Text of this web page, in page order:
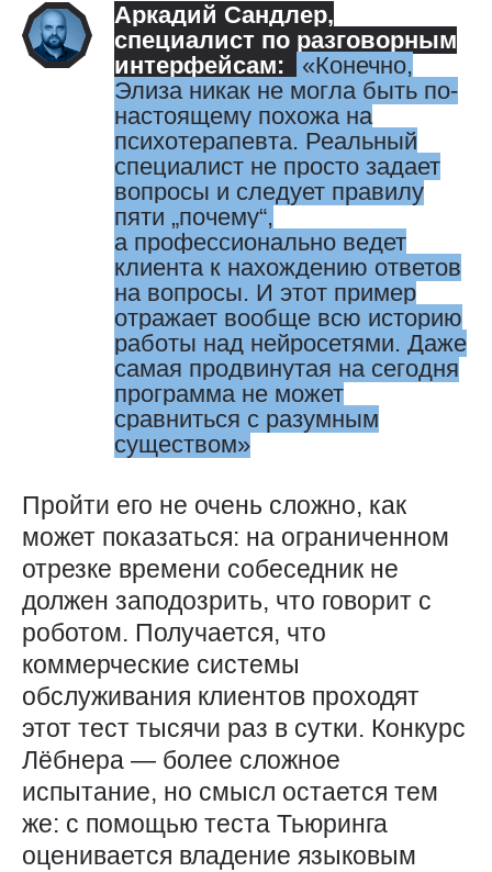
Аркадий Сандлер,
специалист по разговорным
интерфейсам:
Конечно,
Элиза никак не могла быть по-
настоящему похожа на
психотерапевта. Реальный
специалист не просто задает
вопросы и следует правилу
пяти „почему“,
а профессионально ведет
клиента к нахождению ответов
на вопросы. И этот пример
отражает вообще всю историю
работы над нейросетями. Даже
самая продвинутая на сегодня
программа не может
сравниться с разумным
существом
Пройти его не очень сложно, как
может показаться: на ограниченном
отрезке времени собеседник не
должен заподозрить, что говорит с
роботом. Получается, что
коммерческие системы
обслуживания клиентов проходят
этот тест тысячи раз в сутки. Конкурс
Лёбнера — ​более сложное
испытание, но смысл остается тем
же: с помощью теста Тьюринга
оценивается владение языковым